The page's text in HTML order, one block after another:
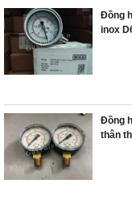
Đồng
inox
Đồng
thân